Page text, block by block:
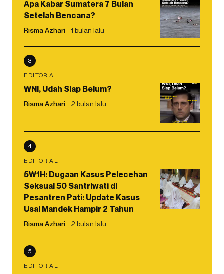
Apa Kabar Sumatera 7 Bulan
Setelah Bencana?
Risma Azhari 1 bulan lalu
3
EDITORIAL
WNI, Udah Siap Belum?
Risma Azhari 2 bulan lalu
4
EDITORIAL
5W1H: Dugaan Kasus Pelecehan
Seksual 50 Santriwati di
Pesantren Pati: Update Kasus
Usai Mandek Hampir 2 Tahun
Risma Azhari 2 bulan lalu
5
EDITORIAL